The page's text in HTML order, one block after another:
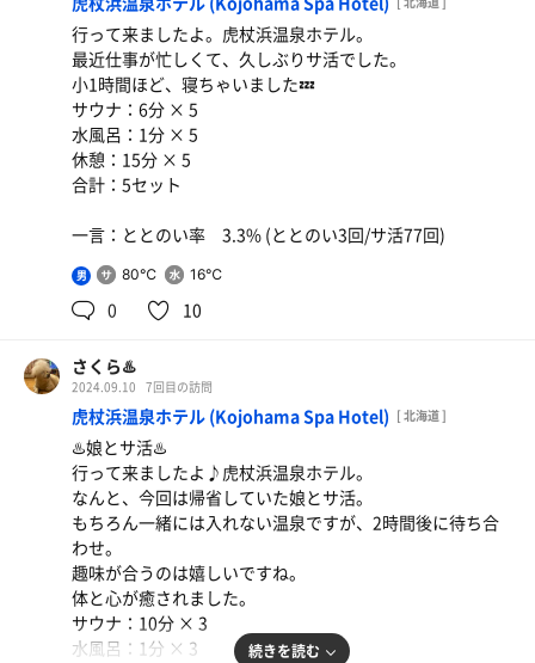
行って来ましたよ。虎杖浜温泉ホテル。
最近仕事が忙しくて、久しぶりサ活でした。
小1時間ほど、寝ちゃいました💤
サウナ：6分 × 5
水風呂：1分 × 5
休憩：15分 × 5
合計：5セット
一言：ととのい率 3.3% (ととのい3回/サ活77回)
男 80℃ 16℃
0 10
さくら♨️
2024.09.10 7回目の訪問
虎杖浜温泉ホテル (Kojohama Spa Hotel) [ 北海道 ]
♨️娘とサ活♨️
行って来ましたよ♪虎杖浜温泉ホテル。
なんと、今回は帰省していた娘とサ活。
もちろん一緒には入れない温泉ですが、2時間後に待ち合
わせ。
趣味が合うのは嬉しいですね。
体と心が癒されました。
サウナ：10分 × 3
水風呂：1分 × 3
続きを読む